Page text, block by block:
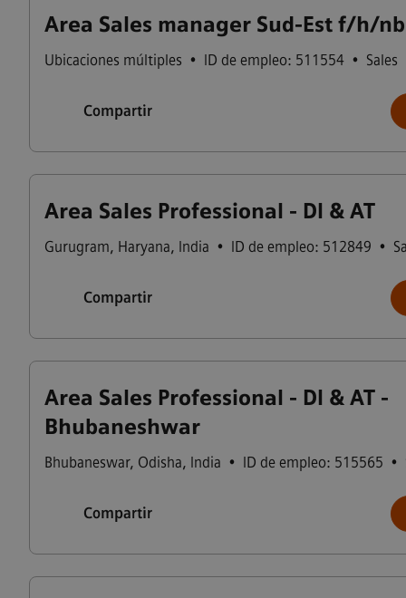
Area Sales manager Sud-Est f/h/nb
Ubicaciones múltiples • ID de empleo: 511554 • Sales
Compartir
Area Sales Professional - DI & AT
Gurugram, Haryana, India • ID de empleo: 512849 •
Compartir
Area Sales Professional - DI & AT -
Bhubaneshwar
Bhubaneswar, Odisha, India • ID de empleo: 515565 •
Compartir